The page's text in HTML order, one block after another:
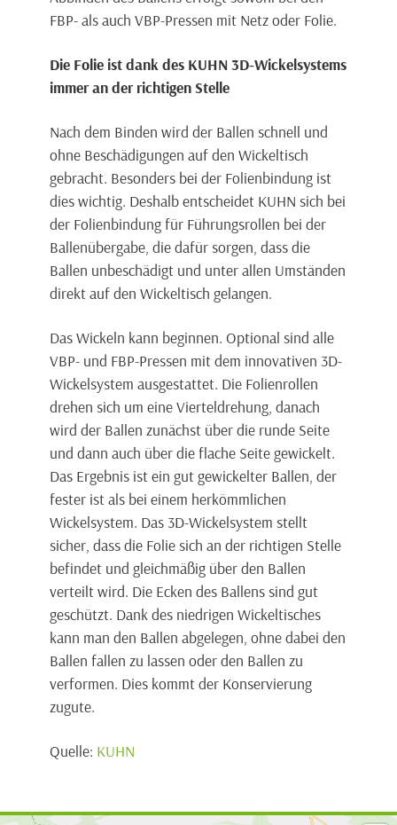
FBP- als auch VBP-Pressen mit Netz oder Folie.
Die Folie ist dank des KUHN 3D-Wickelsystems
immer an der richtigen Stelle
Nach dem Binden wird der Ballen schnell und
ohne Beschädigungen auf den Wickeltisch
gebracht. Besonders bei der Folienbindung ist
dies wichtig. Deshalb entscheidet KUHN sich bei
der Folienbindung für Führungsrollen bei der
Ballenübergabe, die dafür sorgen, dass die
Ballen unbeschädigt und unter allen Umständen
direkt auf den Wickeltisch gelangen.
Das Wickeln kann beginnen. Optional sind alle
VBP- und FBP-Pressen mit dem innovativen 3D-
Wickelsystem ausgestattet. Die Folienrollen
drehen sich um eine Vierteldrehung, danach
wird der Ballen zunächst über die runde Seite
und dann auch über die flache Seite gewickelt.
Das Ergebnis ist ein gut gewickelter Ballen, der
fester ist als bei einem herkömmlichen
Wickelsystem. Das 3D-Wickelsystem stellt
sicher, dass die Folie sich an der richtigen Stelle
befindet und gleichmäßig über den Ballen
verteilt wird. Die Ecken des Ballens sind gut
geschützt. Dank des niedrigen Wickeltisches
kann man den Ballen abgelegen, ohne dabei den
Ballen fallen zu lassen oder den Ballen zu
verformen. Dies kommt der Konservierung
zugute.
Quelle: KUHN